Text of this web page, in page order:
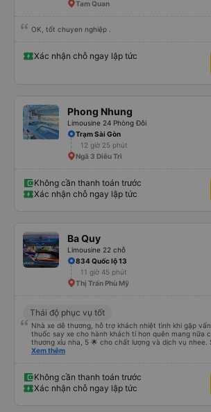
đường này một lần nữa vào tuần tới.
Tam Quan
OK, tốt chuyen nghiệp .
Xác nhận chỗ ngay lập tức
Phong Nhung
Limousine 24 Phòng Đôi
Trạm Sài Gòn
12 giờ 25 phút
Ngã 3 Diêu Trì
Không cần thanh toán trước
Xác nhận chỗ ngay lập tức
Ba Quy
Limousine 22 chỗ
834 Quốc lộ 13
11 giờ 45 phút
Thị Trấn Phù Mỹ
Thái độ phục vụ tốt
Nhà xe dễ thương, hỗ trợ khách nhiệt tình khi gặp
thuốc say xe cho hành khách tí hon quên mang nữa
thương xỉu nha, 5 🌟 cho chất lượng và dịch vụ nhee.
cần 💕
Xem thêm
Không cần thanh toán trước
Xác nhận chỗ ngay lập tức